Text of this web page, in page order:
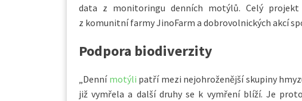
data z monitoringu denních motýlů. Celý
z komunitní farmy JinoFarm a dobrovolnických akcí
Podpora biodiverzity
„Denní motýli patří mezi nejohroženější skupiny
již vymřela a další druhy se k vymření blíží. Je